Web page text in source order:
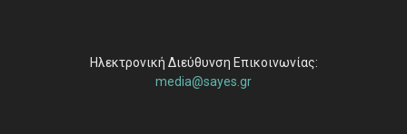
Ηλεκτρονική Διεύθυνση Επικοινωνίας:
media@sayes.gr